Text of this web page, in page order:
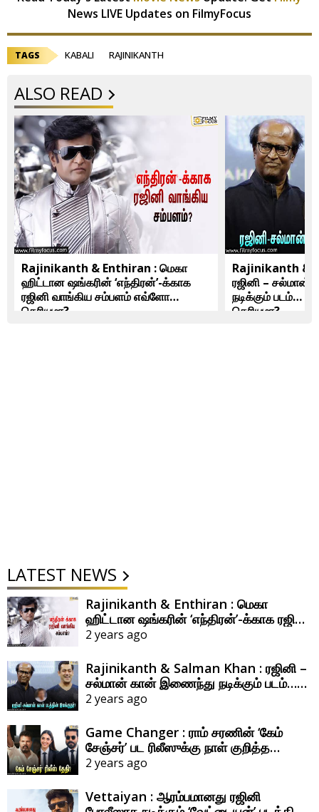
News LIVE Updates on FilmyFocus
TAGS KABALI RAJINIKANTH
ALSO READ
Rajinikanth & Enthiran : மெகா
ஹிட்டான ஷங்கரின் ‘எந்திரன்’-க்காக
ரஜினி வாங்கிய சம்பளம் எவ்ளோ
தெரியுமா?
Rajinikanth &
ரஜினி –
நடிக்கும் படம்…
தெரியுமா?
LATEST NEWS
Rajinikanth & Enthiran : மெகா
ஹிட்டான ஷங்கரின் ‘எந்திரன்’-க்காக ரஜினி
வாங்கிய சம்பளம் எவ்ளோ தெரியுமா?
2 years ago
Rajinikanth & Salman Khan : ரஜினி –
சல்மான் கான் இணைந்து நடிக்கும் படம்…
இதன் இயக்குநர் யார் தெரியுமா?
2 years ago
Game Changer : ராம் சரணின் ‘கேம்
சேஞ்சர்’ பட ரிலீஸுக்கு நாள் குறித்த
இயக்குநர் ஷங்கர்!
2 years ago
Vettaiyan : ஆரம்பமானது ரஜினி